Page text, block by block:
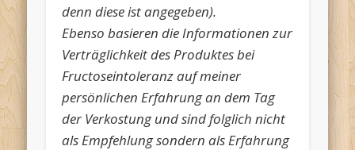
denn diese ist angegeben).
Ebenso basieren die Informationen zur
Verträglichkeit des Produktes bei
Fructoseintoleranz auf meiner
persönlichen Erfahrung an dem Tag
der Verkostung und sind folglich nicht
als Empfehlung sondern als Erfahrung